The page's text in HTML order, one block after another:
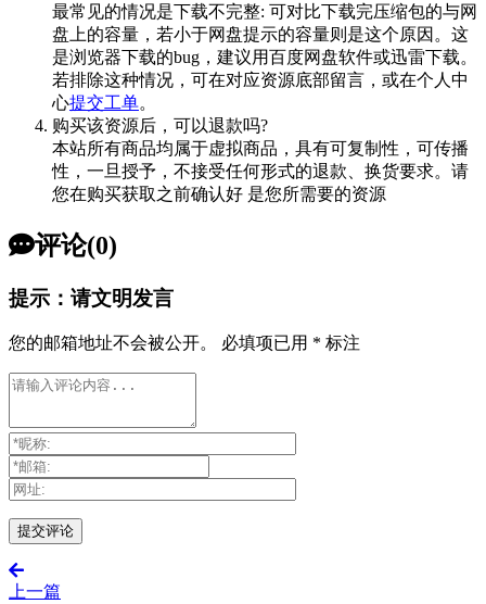
最常见的情况是下载不完整: 可对比下载完压缩包的与网
盘上的容量，若小于网盘提示的容量则是这个原因。这
是浏览器下载的bug，建议用百度网盘软件或迅雷下载。
若排除这种情况，可在对应资源底部留言，或在个人中
心提交工单。
购买该资源后，可以退款吗?
本站所有商品均属于虚拟商品，具有可复制性，可传播
性，一旦授予，不接受任何形式的退款、换货要求。请
您在购买获取之前确认好 是您所需要的资源
评论(0)
提示：请文明发言
您的邮箱地址不会被公开。 必填项已用 * 标注
上一篇